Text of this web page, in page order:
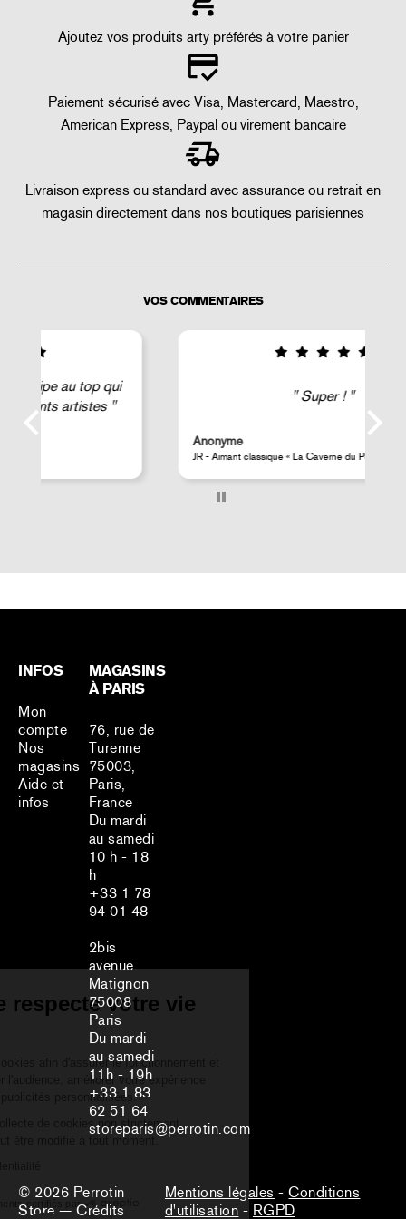
Ajoutez vos produits arty préférés à votre panier
Paiement sécurisé avec Visa, Mastercard, Maestro,
American Express, Paypal ou virement bancaire
Livraison express ou standard avec assurance ou retrait en
magasin directement dans nos boutiques parisiennes
VOS COMMENTAIRES
JR - Aimant classique « La Caverne du Pont-Neuf »
INFOS
Mon
compte
Nos
magasins
Aide et
infos
MAGASINS
À PARIS
76, rue de
Turenne
75003,
Paris,
France
Du mardi
au samedi
10 h - 18
h
+33 1 78
94 01 48
2bis
avenue
Matignon
75008
Paris
Du mardi
au samedi
11h - 19h
+33 1 83
62 51 64
storeparis@perrotin.com
© 2026 Perrotin
Store — Crédits
Mentions légales -Conditions
d'utilisation - RGPD
Continuer sans accepter
Perrotin Store respecte votre vie
Perrotin Store utilise des cookies afin d'assurer le fonctionnement et
la sécurité du site, mesurer l'audience, améliorer votre expérience
utilisateur et proposer des publicités personnalisées.
Votre consentement à la collecte de cookies non strictement
nécessaires est libre et peut être modifié à tout moment.
Consentements certifiés par